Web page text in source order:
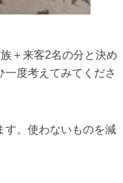
＋来客2名の分と決め
度考えてみてくださ
す。使わないものを減